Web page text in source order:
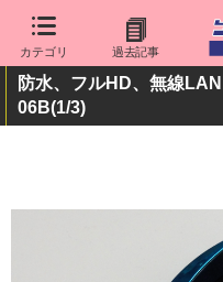
カテゴリ 過去記事
防水、フルHD、無線
06B(1/3)